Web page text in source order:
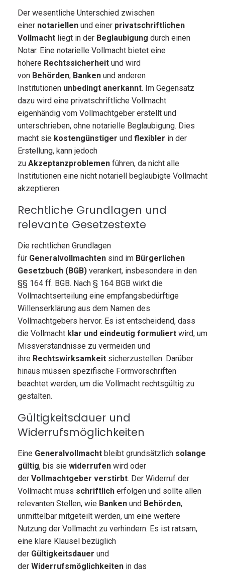
Der wesentliche Unterschied zwischen
einer notariellen und einer privatschriftlichen
Vollmacht liegt in der Beglaubigung durch einen
Notar. Eine notarielle Vollmacht bietet eine
höhere Rechtssicherheit und wird
von Behörden, Banken und anderen
Institutionen unbedingt anerkannt. Im Gegensatz
dazu wird eine privatschriftliche Vollmacht
eigenhändig vom Vollmachtgeber erstellt und
unterschrieben, ohne notarielle Beglaubigung. Dies
macht sie kostengünstiger und flexibler in der
Erstellung, kann jedoch
zu Akzeptanzproblemen führen, da nicht alle
Institutionen eine nicht notariell beglaubigte Vollmacht
akzeptieren.
Rechtliche Grundlagen und
relevante Gesetzestexte
Die rechtlichen Grundlagen
für Generalvollmachten sind im Bürgerlichen
Gesetzbuch (BGB) verankert, insbesondere in den
§§ 164 ff. BGB. Nach § 164 BGB wirkt die
Vollmachtserteilung eine empfangsbedürftige
Willenserklärung aus dem Namen des
Vollmachtgebers hervor. Es ist entscheidend, dass
die Vollmacht klar und eindeutig formuliert wird, um
Missverständnisse zu vermeiden und
ihre Rechtswirksamkeit sicherzustellen. Darüber
hinaus müssen spezifische Formvorschriften
beachtet werden, um die Vollmacht rechtsgültig zu
gestalten.
Gültigkeitsdauer und
Widerrufsmöglichkeiten
Eine Generalvollmacht bleibt grundsätzlich solange
gültig, bis sie widerrufen wird oder
der Vollmachtgeber verstirbt. Der Widerruf der
Vollmacht muss schriftlich erfolgen und sollte allen
relevanten Stellen, wie Banken und Behörden,
unmittelbar mitgeteilt werden, um eine weitere
Nutzung der Vollmacht zu verhindern. Es ist ratsam,
eine klare Klausel bezüglich
der Gültigkeitsdauer und
der Widerrufsmöglichkeiten in das